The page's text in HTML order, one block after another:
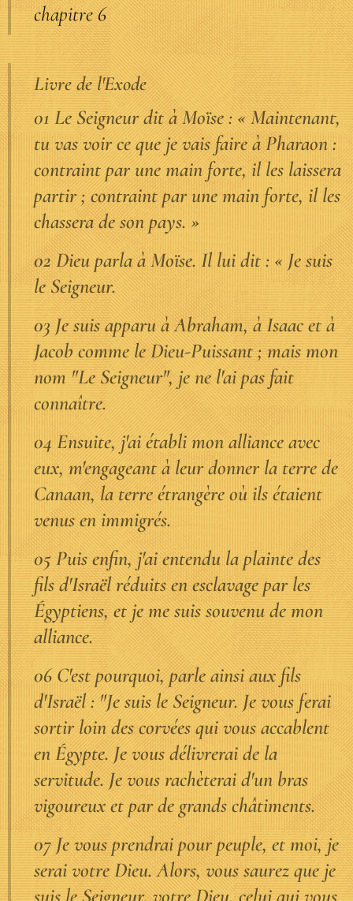
chapitre 6
Livre de l'Exode
01 Le Seigneur dit à Moïse : « Maintenant,
tu vas voir ce que je vais faire à Pharaon :
contraint par une main forte, il les laissera
partir ; contraint par une main forte, il les
chassera de son pays. »
02 Dieu parla à Moïse. Il lui dit : « Je suis
le Seigneur.
03 Je suis apparu à Abraham, à Isaac et à
Jacob comme le Dieu-Puissant ; mais mon
nom "Le Seigneur", je ne l'ai pas fait
connaître.
04 Ensuite, j'ai établi mon alliance avec
eux, m'engageant à leur donner la terre de
Canaan, la terre étrangère où ils étaient
venus en immigrés.
05 Puis enfin, j'ai entendu la plainte des
fils d'Israël réduits en esclavage par les
Égyptiens, et je me suis souvenu de mon
alliance.
06 C'est pourquoi, parle ainsi aux fils
d'Israël : "Je suis le Seigneur. Je vous ferai
sortir loin des corvées qui vous accablent
en Égypte. Je vous délivrerai de la
servitude. Je vous rachèterai d'un bras
vigoureux et par de grands châtiments.
07 Je vous prendrai pour peuple, et moi, je
serai votre Dieu. Alors, vous saurez que je
suis le Seigneur, votre Dieu, celui qui vous